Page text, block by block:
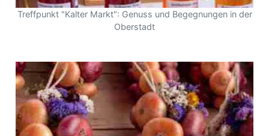
Treffpunkt "Kalter Markt": Genuss und Begegnungen in der
Oberstadt